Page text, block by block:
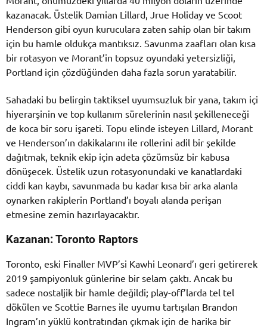
kazanacak. Üstelik Damian Lillard, Jrue Holiday ve Scoot
Henderson gibi oyun kuruculara zaten sahip olan bir takım
için bu hamle oldukça mantıksız. Savunma zaafları olan kısa
bir rotasyon ve Morant’in topsuz oyundaki yetersizliği,
Portland için çözdüğünden daha fazla sorun yaratabilir.
Sahadaki bu belirgin taktiksel uyumsuzluk bir yana, takım içi
hiyerarşinin ve top kullanım sürelerinin nasıl şekilleneceği
de koca bir soru işareti. Topu elinde isteyen Lillard, Morant
ve Henderson’ın dakikalarını ile rollerini adil bir şekilde
dağıtmak, teknik ekip için adeta çözümsüz bir kabusa
dönüşecek. Üstelik uzun rotasyonundaki ve kanatlardaki
ciddi kan kaybı, savunmada bu kadar kısa bir arka alanla
oynarken rakiplerin Portland’ı boyalı alanda perişan
etmesine zemin hazırlayacaktır.
Kazanan: Toronto Raptors
Toronto, eski Finaller MVP’si Kawhi Leonard’ı geri getirerek
2019 şampiyonluk günlerine bir selam çaktı. Ancak bu
sadece nostaljik bir hamle değildi; play-off’larda tel tel
dökülen ve Scottie Barnes ile uyumu tartışılan Brandon
Ingram’ın yüklü kontratından çıkmak için de harika bir